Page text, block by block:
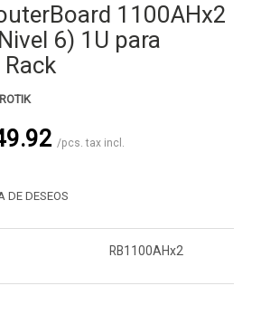
1100AHx2
6) 1U para
/pcs. tax incl.
DE DESEOS
RB1100AHx2